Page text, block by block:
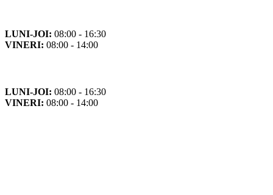
LUNI-JOI: 08:00 - 16:30
VINERI: 08:00 - 14:00
LUNI-JOI: 08:00 - 16:30
VINERI: 08:00 - 14:00